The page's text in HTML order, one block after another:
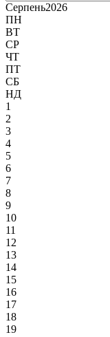
Серпень2026
ПН
ВТ
СР
ЧТ
ПТ
СБ
НД
1
2
3
4
5
6
7
8
9
10
11
12
13
14
15
16
17
18
19